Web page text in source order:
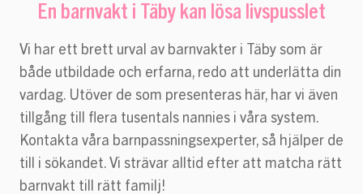
En barnvakt i Täby kan lösa livspusslet
Vi har ett brett urval av barnvakter i Täby som är
både utbildade och erfarna, redo att underlätta din
vardag. Utöver de som presenteras här, har vi även
tillgång till flera tusentals nannies i våra system.
Kontakta våra barnpassningsexperter, så hjälper de
till i sökandet. Vi strävar alltid efter att matcha rätt
barnvakt till rätt familj!